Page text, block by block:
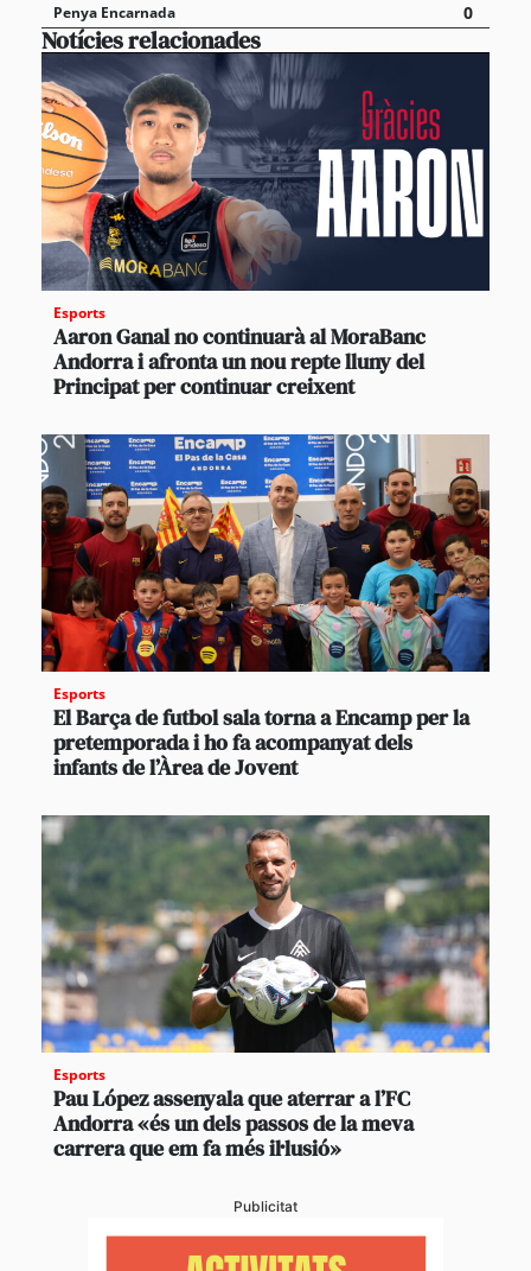
Penya Encarnada 0
Notícies relacionades
Esports
Aaron Ganal no continuarà al MoraBanc
Andorra i afronta un nou repte lluny del
Principat per continuar creixent
Esports
El Barça de futbol sala torna a Encamp per la
pretemporada i ho fa acompanyat dels
infants de l’Àrea de Jovent
Esports
Pau López assenyala que aterrar a l’FC
Andorra «és un dels passos de la meva
carrera que em fa més il·lusió»
Publicitat